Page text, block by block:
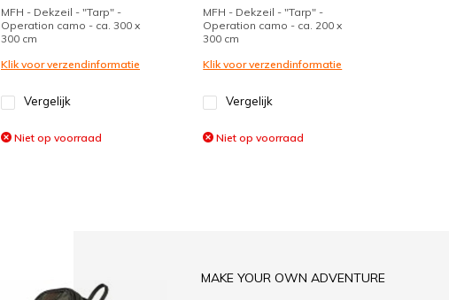
MFH - Dekzeil - "Tarp" -
Operation camo - ca. 300 x
300 cm
Klik voor verzendinformatie
Vergelijk
Niet op voorraad
MFH - Dekzeil - "Tarp" -
Operation camo - ca. 200 x
300 cm
Klik voor verzendinformatie
Vergelijk
Niet op voorraad
MAKE YOUR OWN ADVENTURE